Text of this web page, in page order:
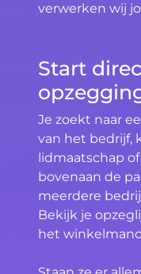
verwerken wij
Start
Je zoekt naar
van het bedrijf,
lidmaatschap
bovenaan de
meerdere
Bekijk je
het